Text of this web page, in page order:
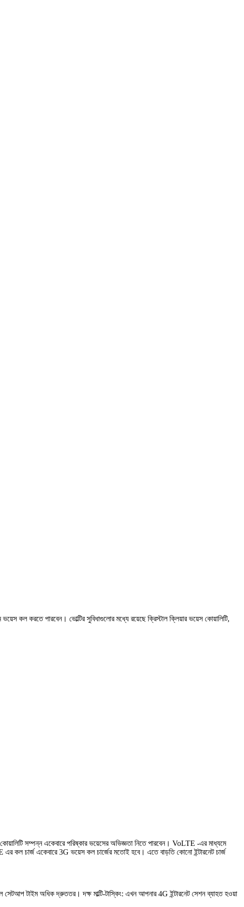
কল করতে পারবেন। ভোল্টির সুবিধাগুলোর মধ্যে রয়েছে ক্রিস্টাল ক্লিয়ার ভয়েস কোয়ালিটি,
সম্পন্ন একেবারে পরিষ্কার ভয়েসের অভিজ্ঞতা নিতে পারবেন। VoLTE -এর মাধ্যমে
কল চার্জ একেবারে 3G ভয়েস কল চার্জের মতোই হবে। এতে বাড়তি কোনো ইন্টারনেট চার্জ
টাইম অধিক দ্রুততর। দক্ষ মাল্টি-টাস্কিং: এখন আপনার 4G ইন্টারনেট সেশন ব্যাহত হওয়া